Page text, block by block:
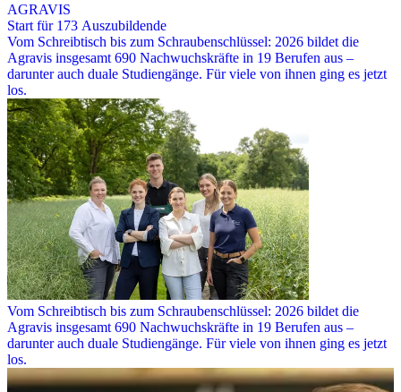
AGRAVIS
Start für 173 Auszubildende
Vom Schreibtisch bis zum Schraubenschlüssel: 2026 bildet die
Agravis insgesamt 690 Nachwuchskräfte in 19 Berufen aus –
darunter auch duale Studiengänge. Für viele von ihnen ging es jetzt
los.
Vom Schreibtisch bis zum Schraubenschlüssel: 2026 bildet die
Agravis insgesamt 690 Nachwuchskräfte in 19 Berufen aus –
darunter auch duale Studiengänge. Für viele von ihnen ging es jetzt
los.